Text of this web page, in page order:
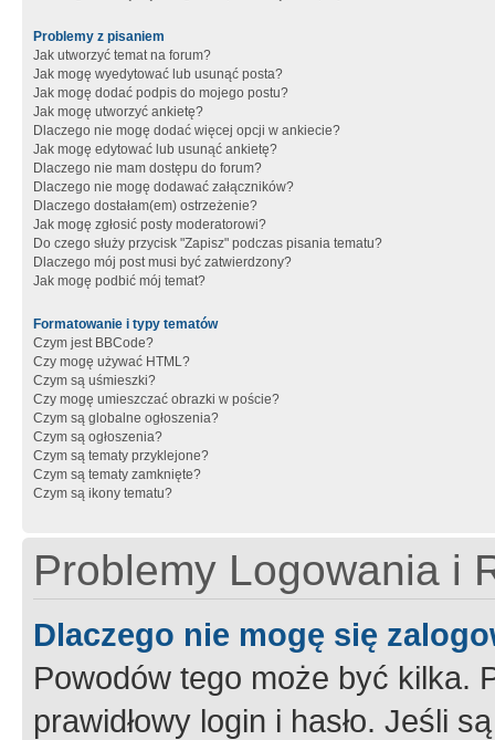
Problemy z pisaniem
Jak utworzyć temat na forum?
Jak mogę wyedytować lub usunąć posta?
Jak mogę dodać podpis do mojego postu?
Jak mogę utworzyć ankietę?
Dlaczego nie mogę dodać więcej opcji w ankiecie?
Jak mogę edytować lub usunąć ankietę?
Dlaczego nie mam dostępu do forum?
Dlaczego nie mogę dodawać załączników?
Dlaczego dostałam(em) ostrzeżenie?
Jak mogę zgłosić posty moderatorowi?
Do czego służy przycisk "Zapisz" podczas pisania tematu?
Dlaczego mój post musi być zatwierdzony?
Jak mogę podbić mój temat?
Formatowanie i typy tematów
Czym jest BBCode?
Czy mogę używać HTML?
Czym są uśmieszki?
Czy mogę umieszczać obrazki w poście?
Czym są globalne ogłoszenia?
Czym są ogłoszenia?
Czym są tematy przyklejone?
Czym są tematy zamknięte?
Czym są ikony tematu?
Problemy Logowania i
Dlaczego nie mogę się
Powodów tego może być kilka.
prawidłowy login i hasło. Jeśli